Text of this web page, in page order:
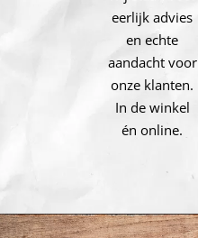
eerlijk advies
en echte
aandacht voor
onze klanten.
In de winkel
én online.